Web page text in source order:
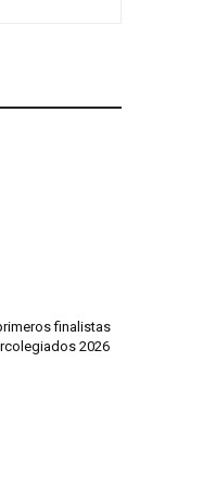
finalistas
2026